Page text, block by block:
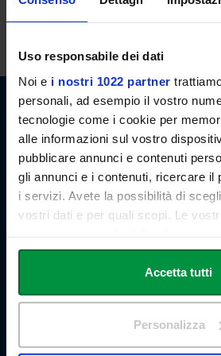
Uso responsabile dei dati
Noi e i nostri 1022 partner
personali, ad esempio il vostro
tecnologie come i cookie per
alle informazioni sul vostro
pubblicare annunci e contenuti
gli annunci e i contenuti, ricercare il
i servizi. Avete la possibilità di
vostri dati e per quali scopi. Le
in cui avete effettuato le vostre
modificare o revocare il proprio
momento dalla Dichiarazione sui
Con il tuo consenso, vorremmo
Accetta tutti
Personalizza
Link Campus
Via del Casale di San
00165 Roma -
Tel:+39 06 3400
SHORTCUTS
About Us
The Branches